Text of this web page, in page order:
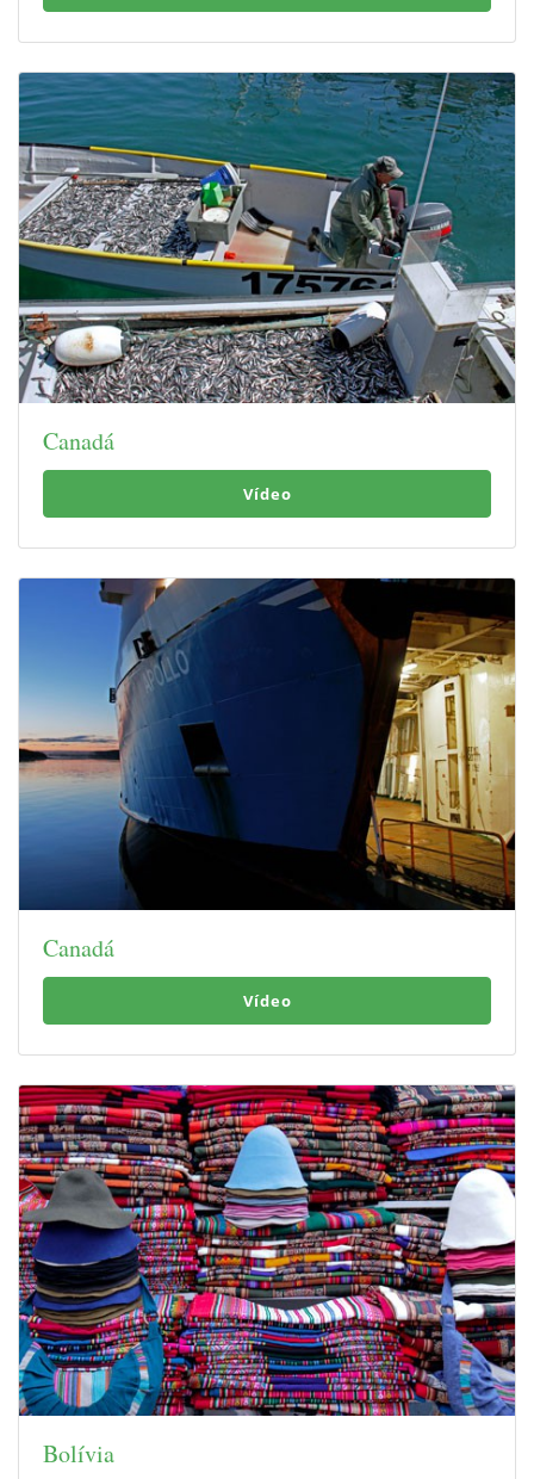
Canadá
Vídeo
Canadá
Vídeo
Bolívia